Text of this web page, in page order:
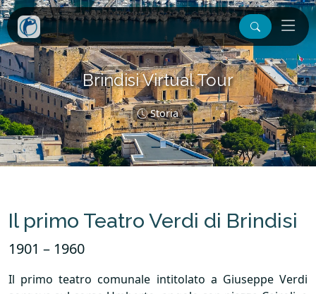
Brindisi Virtual Tour
Storia
Il primo Teatro Verdi di Brindisi
1901 – 1960
Il primo teatro comunale intitolato a Giuseppe Verdi